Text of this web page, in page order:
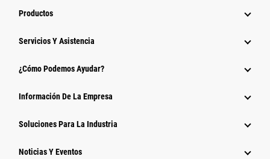
Productos
Servicios Y Asistencia
¿Cómo Podemos Ayudar?
Información De La Empresa
Soluciones Para La Industria
Noticias Y Eventos